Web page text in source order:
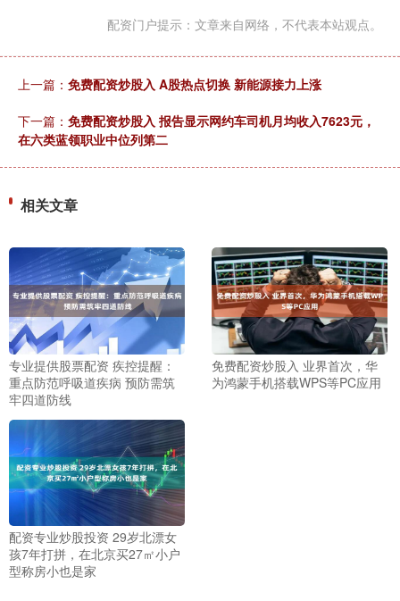
配资门户提示：文章来自网络，不代表本站观点。
上一篇： 免费配资炒股入 A股热点切换 新能源接力上涨
下一篇： 免费配资炒股入 报告显示网约车司机月均收入7623元，
在六类蓝领职业中位列第二
相关文章
专业提供股票配资 疾控提醒：
重点防范呼吸道疾病 预防需筑
牢四道防线
免费配资炒股入 业界首次，华
为鸿蒙手机搭载WPS等PC应用
配资专业炒股投资 29岁北漂女
孩7年打拼，在北京买27㎡小户
型称房小也是家